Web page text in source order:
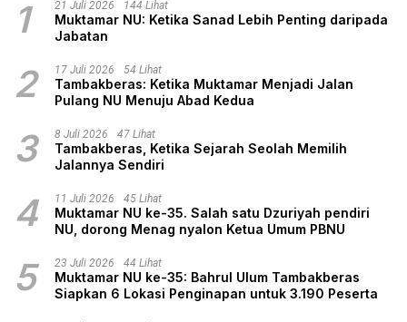
1 21 Juli 2026 144 Lihat
Muktamar NU: Ketika Sanad Lebih Penting daripada
Jabatan
2 17 Juli 2026 54 Lihat
Tambakberas: Ketika Muktamar Menjadi Jalan
Pulang NU Menuju Abad Kedua
3 8 Juli 2026 47 Lihat
Tambakberas, Ketika Sejarah Seolah Memilih
Jalannya Sendiri
4 11 Juli 2026 45 Lihat
Muktamar NU ke-35. Salah satu Dzuriyah pendiri
NU, dorong Menag nyalon Ketua Umum PBNU
5 23 Juli 2026 44 Lihat
Muktamar NU ke-35: Bahrul Ulum Tambakberas
Siapkan 6 Lokasi Penginapan untuk 3.190 Peserta